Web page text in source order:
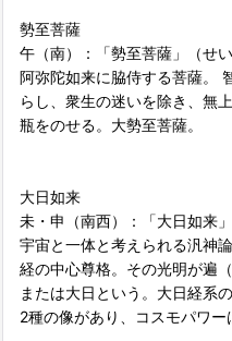
勢至菩薩
午（南）：「勢至菩薩」（せ
阿弥陀如来に脇侍する菩薩。
らし、衆生の迷いを除き、無
瓶をのせる。大勢至菩薩。
大日如来
未・申（南西）：「大日如来
宇宙と一体と考えられる汎神
経の中心尊格。その光明が遍
または大日という。大日経系
2種の像があり、コスモパワー